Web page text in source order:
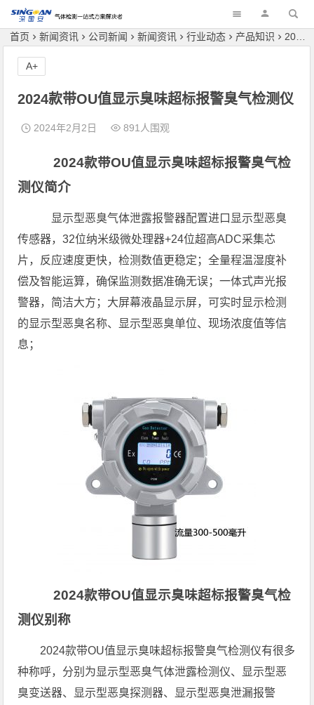
深国安
首页 新闻资讯 公司新闻 新闻资讯 行业动态 产品知识 2024款带OU值显示臭味超标报警臭气检测仪
2024款带OU值显示臭味超标报警臭气检测仪
2024年2月2日 891人围观
2024款带OU值显示臭味超标报警臭气检
测仪简介
显示型恶臭气体泄露报警器配置进口显示型恶臭
传感器，32位纳米级微处理器+24位超高ADC采集芯
片，反应速度更快，检测数值更稳定；全量程温湿度补
偿及智能运算，确保监测数据准确无误；一体式声光报
警器，简洁大方；大屏幕液晶显示屏，可实时显示检测
的显示型恶臭名称、显示型恶臭单位、现场浓度值等信
息；
2024款带OU值显示臭味超标报警臭气检
测仪别称
2024款带OU值显示臭味超标报警臭气检测仪有很多
种称呼，分别为显示型恶臭气体泄露检测仪、显示型恶
臭变送器、显示型恶臭探测器、显示型恶臭泄漏报警
A+